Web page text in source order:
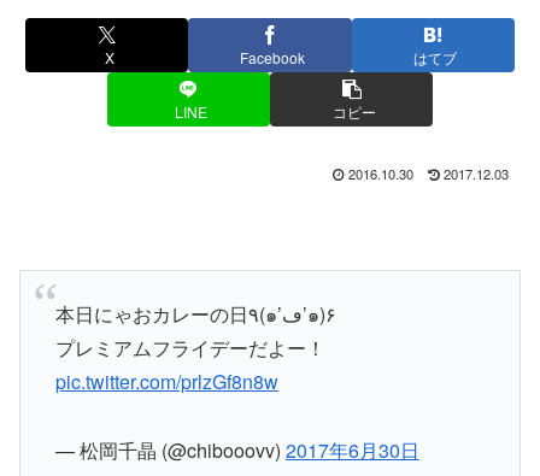
X Facebook はてブ
LINE コピー
2016.10.30 2017.12.03
本日にゃおカレーの日٩(๑’ڡ’๑)۶
プレミアムフライデーだよー！
pic.twitter.com/prlzGf8n8w
— 松岡千晶 (@chibooovv) 2017年6月30日